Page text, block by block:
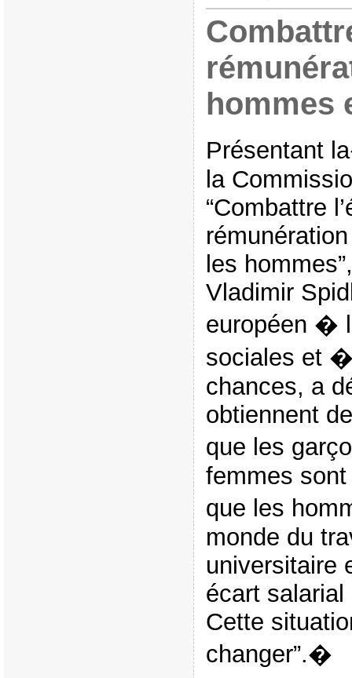
hommes
Présentant
la
“Combattre
les
Vladimir
européen �
sociales et
chances, a
obtiennent
que les
femmes
que les
monde du
universitaire
écart
Cette
changer”.�